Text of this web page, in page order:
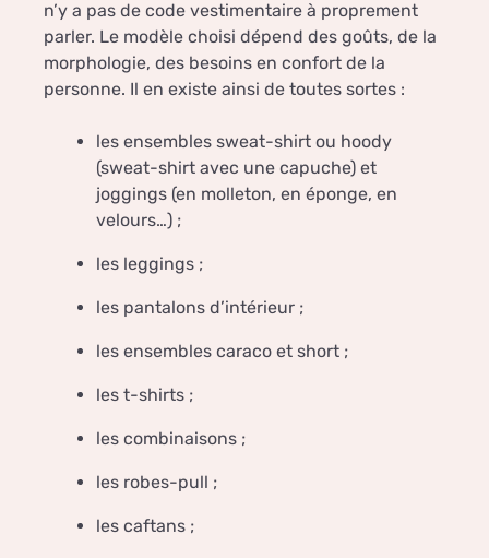
n’y a pas de code vestimentaire à proprement
parler. Le modèle choisi dépend des goûts, de la
morphologie, des besoins en confort de la
personne. Il en existe ainsi de toutes sortes :
les ensembles sweat-shirt ou hoody
(sweat-shirt avec une capuche) et
joggings (en molleton, en éponge, en
velours…) ;
les leggings ;
les pantalons d’intérieur ;
les ensembles caraco et short ;
les t-shirts ;
les combinaisons ;
les robes-pull ;
les caftans ;